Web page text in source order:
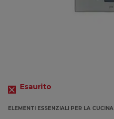
Esaurito
ELEMENTI ESSENZIALI PER LA CUCINA